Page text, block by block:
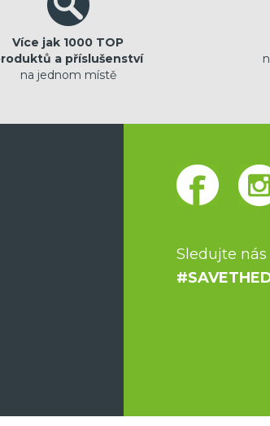
Více jak 1000 TOP
a příslušenství
na jednom místě
Sledujte